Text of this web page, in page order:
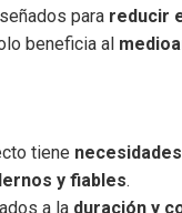
para reducir
beneficia al
tiene
y fiables.
a la duración y